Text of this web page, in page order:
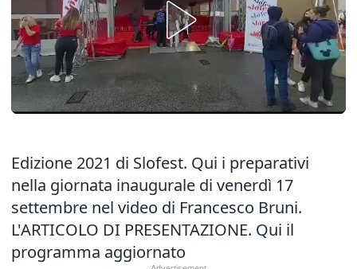
Edizione 2021 di Slofest. Qui i preparativi
nella giornata inaugurale di venerdì 17
settembre nel video di Francesco Bruni.
L'ARTICOLO DI PRESENTAZIONE. Qui il
programma aggiornato